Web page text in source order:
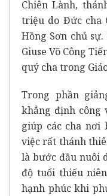
Chiên Lành,
triệu do Đức cha
Hồng Sơn chủ
Giuse Võ Công
quý cha trong
Trong phần
khẳng định
giúp các cha nơi
việc rất thánh
là bước đầu nuôi
độ tuổi thiếu
hạnh phúc khi